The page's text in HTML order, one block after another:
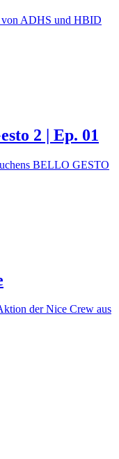
von ADHS und HBID
2 | Ep. 01
BELLO GESTO
der Nice Crew aus